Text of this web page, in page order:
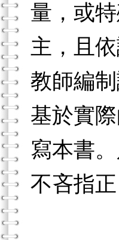
量，或
主，且
教師編
基於實
寫本書
不吝指